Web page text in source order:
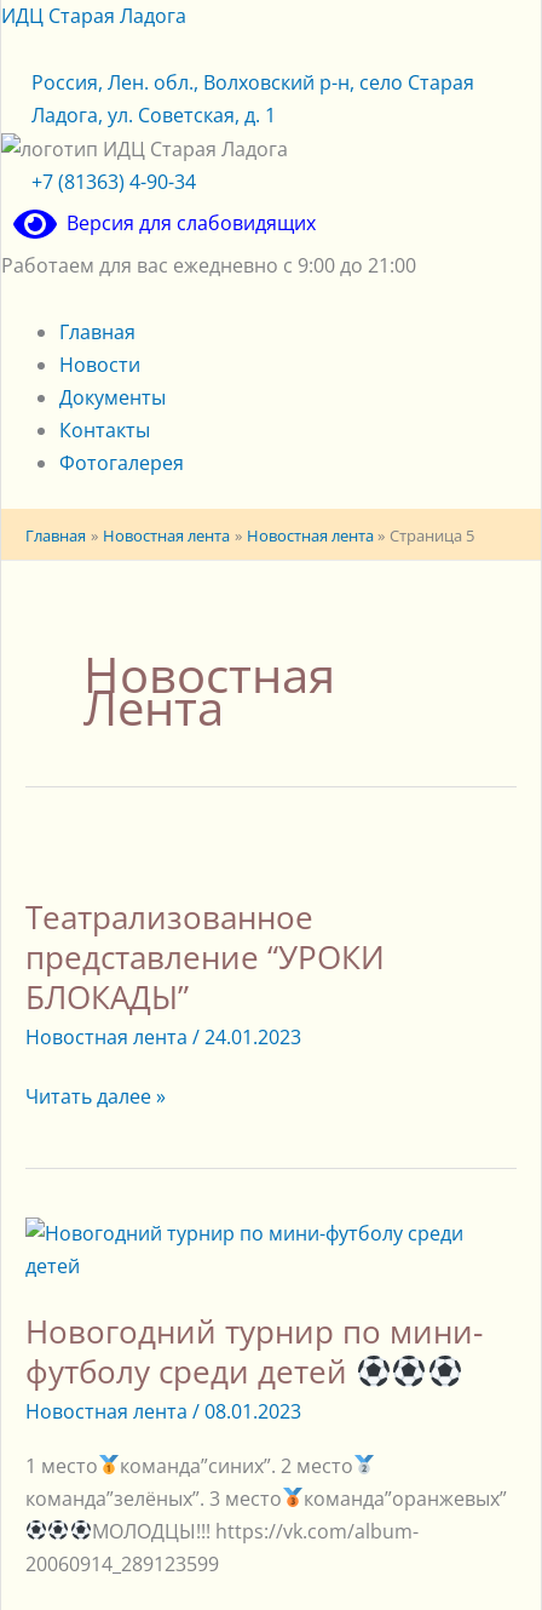
Перейти
содержимому
ИДЦ Старая Ладога
Россия, Лен. обл., Волховский р-н, село Старая
Ладога, ул. Советская, д. 1
+7 (81363) 4-90-34
Версия для слабовидящих
Работаем для вас ежедневно с 9:00 до 21:00
Меню
Главная
Новости
Документы
Контакты
Фотогалерея
Главная Новостная лента Новостная лента Страница 5
Новостная
Лента
Театрализованное
представление “УРОКИ
БЛОКАДЫ”
Новостная лента /24.01.2023
“УРОКИ
БЛОКАДЫ”
Читать далее »
Новогодний турнир по мини-
футболу среди детей
Новостная лента /08.01.2023
1 место
команда”синих”. 2 место
команда”зелёных”. 3 место
команда”оранжевых”
МОЛОДЦЫ!!! https://vk.com/album-
20060914_289123599
Новогодний
турнир
мини-
футболу
среди
Меню